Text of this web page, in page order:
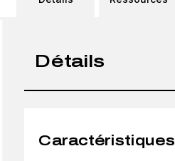
Détails
Caractéristiques